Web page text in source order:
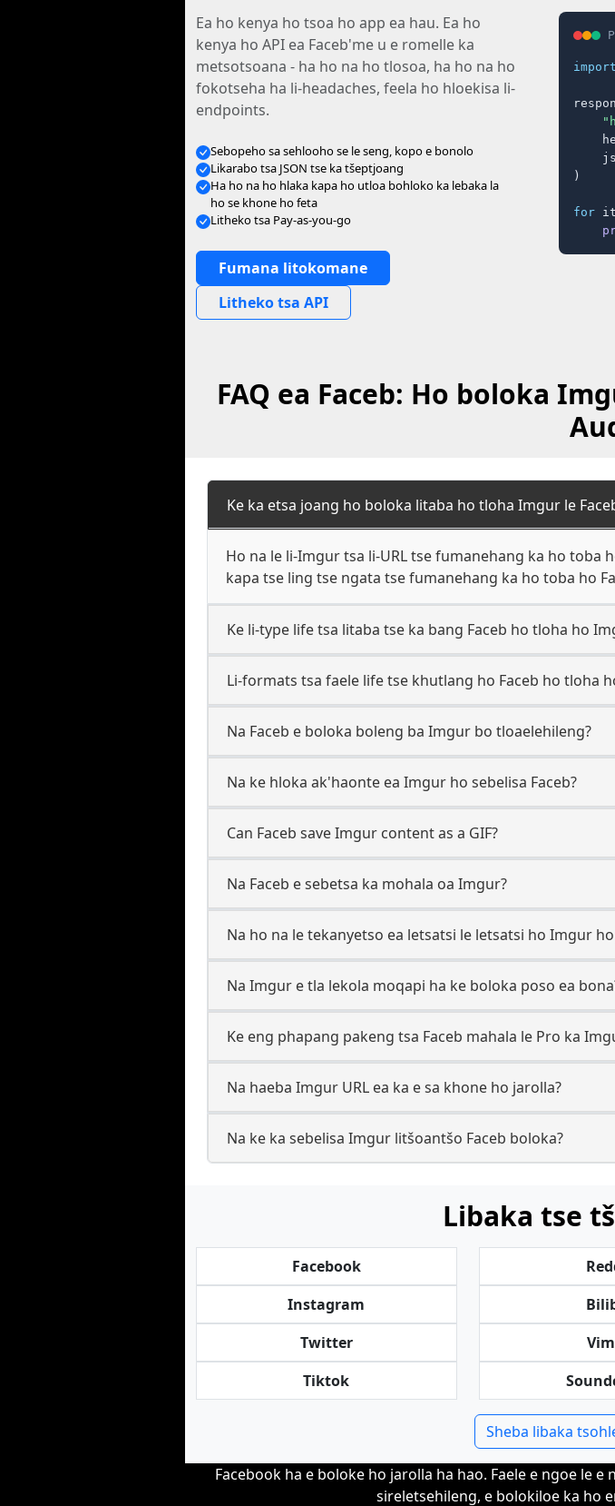
Ea ho kenya ho tsoa ho app ea hau. Ea ho
kenya ho API ea Faceb'me u e romelle ka
metsotsoana - ha ho na ho tlosoa, ha ho na ho
fokotseha ha li-headaches, feela ho hloekisa li-
endpoints.
Sebopeho sa sehlooho se le seng, kopo e bonolo
Likarabo tsa JSON tse ka tšeptjoang
Ha ho na ho hlaka kapa ho utloa bohloko ka lebaka la
ho se khone ho feta
Litheko tsa Pay-as-you-go
Fumana litokomane
Litheko tsa API
import
)
for
FAQ ea Faceb: Ho boloka
Ke ka etsa joang ho boloka litaba ho tloha Imgur le
Ho na le li-Imgur tsa li-URL tse fumanehang ka ho toba
kapa tse ling tse ngata tse fumanehang ka ho toba ho
Ke li-type life tsa litaba tse ka bang Faceb ho tloha ho
Li-formats tsa faele life tse khutlang ho Faceb ho tloha
Na Faceb e boloka boleng ba Imgur bo tloaelehileng?
Na ke hloka ak'haonte ea Imgur ho sebelisa Faceb?
Can Faceb save Imgur content as a GIF?
Na Faceb e sebetsa ka mohala oa Imgur?
Na ho na le tekanyetso ea letsatsi le letsatsi ho Imgur
Na Imgur e tla lekola moqapi ha ke boloka poso ea
Ke eng phapang pakeng tsa Faceb mahala le Pro ka
Na haeba Imgur URL ea ka e sa khone ho jarolla?
Na ke ka sebelisa Imgur litšoantšo Faceb boloka?
Libaka tse
Facebook
Instagram
Twitter
Tiktok
Sheba libaka
Facebook ha e boloke ho jarolla ha hao. Faele e ngoe le
sireletsehileng, e bolokiloe ka ho